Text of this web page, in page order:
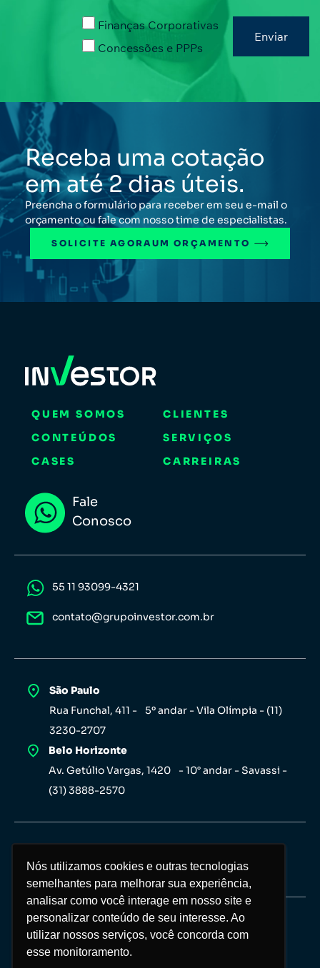
Nós utilizamos cookies e outras tecnologias
semelhantes para melhorar sua experiência,
analisar como você interage em nosso site e
personalizar conteúdo de seu interesse. Ao
utilizar nossos serviços, você concorda com
esse monitoramento.
Nós utilizamos cookies e outras tecnologias
semelhantes para melhorar sua experiência,
analisar como você interage em nosso site e
personalizar conteúdo de seu interesse. Ao
utilizar nossos serviços, você concorda com
esse monitoramento.
Finanças Corporativas
Concessões e PPPs
Receba uma cotação
em até 2 dias úteis.
Preencha o formulário para receber em seu e-mail o
orçamento ou fale com nosso time de especialistas.
SOLICITE AGORAUM ORÇAMENTO
QUEM SOMOS
CLIENTES
CONTEÚDOS
SERVIÇOS
CASES
CARREIRAS
Fale
Conosco
55 11 93099-4321
contato@grupoinvestor.com.br
São Paulo
Rua Funchal, 411 - 5º andar - Vila Olímpia - (11)
3230-2707
Belo Horizonte
Av. Getúlio Vargas, 1420 - 10° andar - Savassi -
(31) 3888-2570
Copyright Investor 2026 © Todos os direitos
reservados